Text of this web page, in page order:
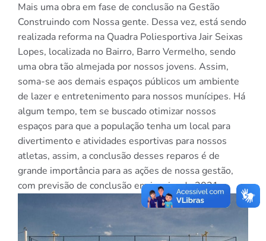
Mais uma obra em fase de conclusão na Gestão
Construindo com Nossa gente. Dessa vez, está sendo
realizada reforma na Quadra Poliesportiva Jair Seixas
Lopes, localizada no Bairro, Barro Vermelho, sendo
uma obra tão almejada por nossos jovens. Assim,
soma-se aos demais espaços públicos um ambiente
de lazer e entretenimento para nossos munícipes. Há
algum tempo, tem se buscado otimizar nossos
espaços para que a população tenha um local para
divertimento e atividades esportivas para nossos
atletas, assim, a conclusão desses reparos é de
grande importância para as ações de nossa gestão,
com previsão de conclusão em janeiro de 2021.